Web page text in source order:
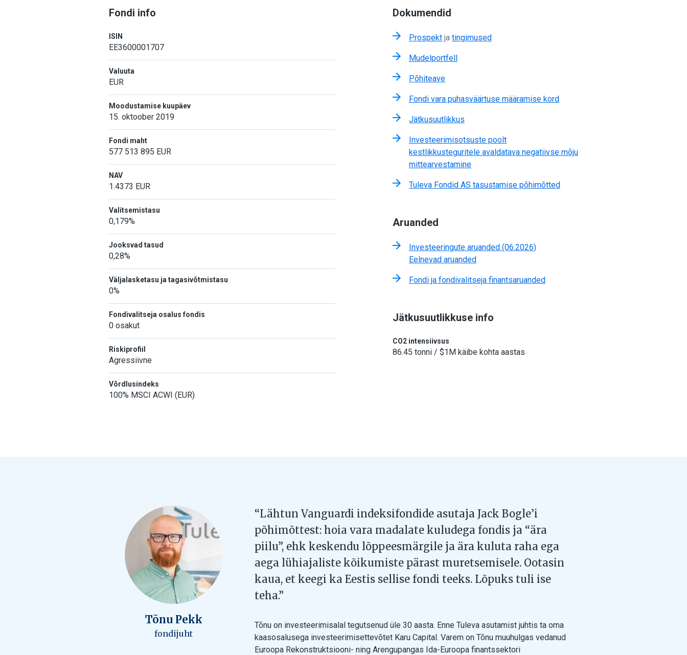
Fondi info
ISIN
EE3600001707
Valuuta
EUR
Moodustamise kuupäev
15. oktoober 2019
Fondi maht
577 513 895 EUR
NAV
1.4373 EUR
Valitsemistasu
0,179%
Jooksvad tasud
0,28%
Väljalasketasu ja tagasivõtmistasu
0%
Fondivalitseja osalus fondis
0 osakut
Riskiprofiil
Agressiivne
Võrdlusindeks
100% MSCI ACWI (EUR)
Dokumendid
Prospekt ja tingimused
Mudelportfell
Põhiteave
Fondi vara puhasväärtuse määramise kord
Jätkusuutlikkus
Investeerimisotsuste poolt
kestlikkusteguritele avaldatava negatiivse mõju
mittearvestamine
Tuleva Fondid AS tasustamise põhimõtted
Aruanded
Investeeringute aruanded (06.2026)
Eelnevad aruanded
Fondi ja fondivalitseja finantsaruanded
Jätkusuutlikkuse info
CO2 intensiivsus
86.45 tonni / $1M käibe kohta aastas
Tõnu Pekk
fondijuht
“Lähtun Vanguardi indeksifondide asutaja Jack Bogle’i
põhimõttest: hoia vara madalate kuludega fondis ja “ära
piilu”, ehk keskendu lõppeesmärgile ja ära kuluta raha ega
aega lühiajaliste kõikumiste pärast muretsemisele. Ootasin
kaua, et keegi ka Eestis sellise fondi teeks. Lõpuks tuli ise
teha.”
Tõnu on investeerimisalal tegutsenud üle 30 aasta. Enne Tuleva asutamist juhtis ta oma
kaasosalusega investeerimisettevõtet Karu Capital. Varem on Tõnu muuhulgas vedanud
Euroopa Rekonstruktsiooni- ning Arengupangas Ida-Euroopa finantssektori